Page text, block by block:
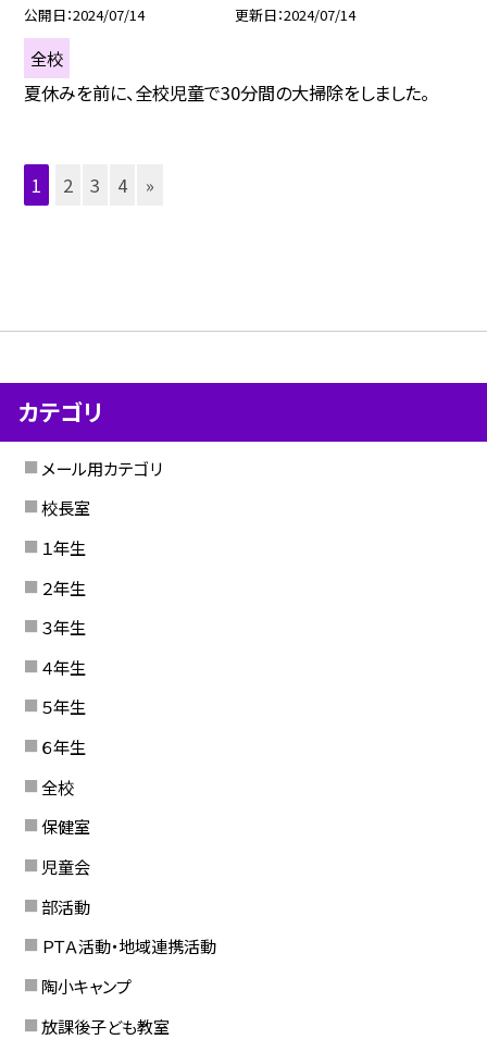
公開日 2024/07/14 更新日 2024/07/14
全校
夏休みを前に、全校児童で30分間の大掃除をしました。
1 2 3 4 »
カテゴリ
メール用カテゴリ
校長室
１年生
２年生
３年生
４年生
５年生
６年生
全校
保健室
児童会
部活動
ＰＴＡ活動・地域連携活動
陶小キャンプ
放課後子ども教室